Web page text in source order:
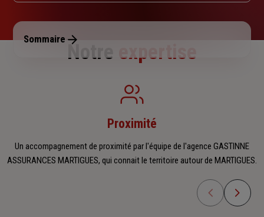
Dimanche : Fermé
Sommaire
Notre expertise
Proximité
Un accompagnement de proximité par l'équipe de l'agence GASTINNE
ASSURANCES MARTIGUES, qui connait le territoire autour de MARTIGUES.